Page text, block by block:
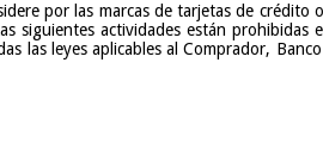
por las marcas de tarjetas de crédito
actividades están prohibidas
leyes aplicables al Comprador,